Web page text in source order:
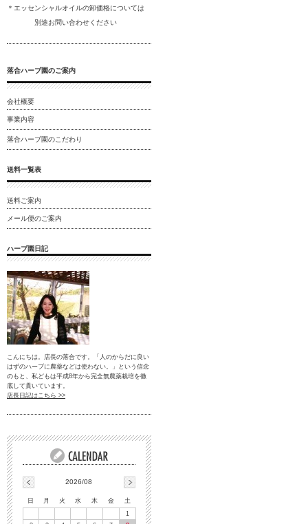
＊エッセンシャルオイルの卸価格については
別途お問い合わせください
落合ハーブ園のご案内
会社概要
事業内容
落合ハーブ園のこだわり
送料一覧表
送料ご案内
メール便のご案内
ハーブ園日記
こんにちは。店長の落合です。「人のからだに良い
はずのハーブに農薬などは使わない。」という信念
のもと、私どもは平成8年から完全無農薬栽培を徹
底して貫いています。
店長日記はこちら >>
2026/08
日 月 火 水 木 金
土
1